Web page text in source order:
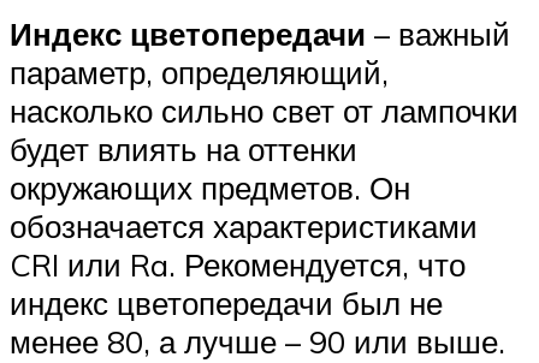
Индекс цветопередачи – важный
параметр, определяющий,
насколько сильно свет от лампочки
будет влиять на оттенки
окружающих предметов. Он
обозначается характеристиками
CRI или Ra. Рекомендуется, что
индекс цветопередачи был не
менее 80, а лучше – 90 или выше.